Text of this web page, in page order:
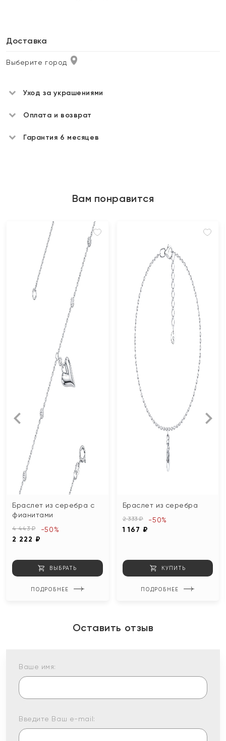
Доставка
Выберите город
Уход за украшениями
Оплата и возврат
Гарантия 6 месяцев
Вам понравится
Браслет из серебра с
фианитами
4 443 ₽
2 222 ₽
-50%
ВЫБРАТЬ
ПОДРОБНЕЕ
Браслет из серебра
2 333 ₽
1 167 ₽
-50%
КУПИТЬ
ПОДРОБНЕЕ
Оставить отзыв
Ваше имя:
Введите Ваш e-mail: